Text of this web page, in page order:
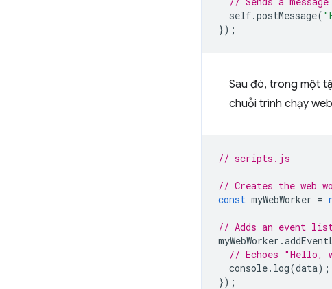
self.postMessage(
});
Sau đó, trong một
chuỗi trình chạy
// scripts.js
// Creates the web
const myWebWorker =
// Adds an event
myWebWorker .
// Echoes "Hello,
console. log(data);
});